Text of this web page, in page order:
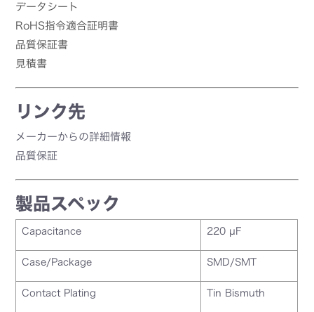
データシート
RoHS指令適合証明書
品質保証書
見積書
リンク先
メーカーからの詳細情報
品質保証
製品スペック
Capacitance 220 µF
Case/Package SMD/SMT
Contact Plating Tin Bismuth